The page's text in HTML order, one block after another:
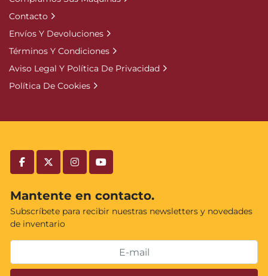
facebooktwitterinstagramyoutube
Mantente en contacto.
Subscríbete para recibir nuestras newsletters y novedades
de inventario
Contacto
Envíos Y Devoluciones
Términos Y Condiciones
Aviso Legal Y Política De Privacidad
Política De Cookies